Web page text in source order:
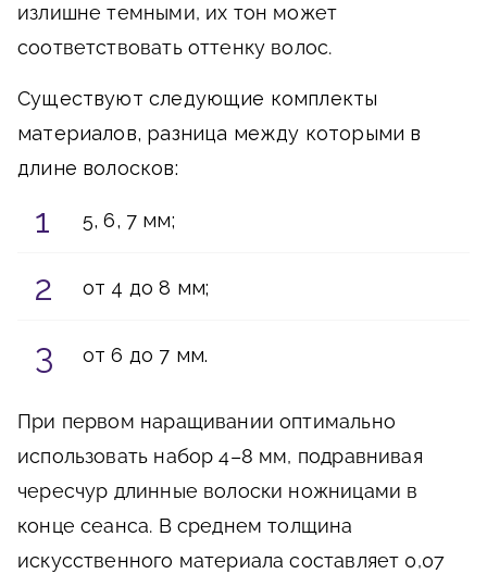
излишне темными, их тон может
соответствовать оттенку волос.
Существуют следующие комплекты
материалов, разница между которыми в
длине волосков:
5, 6, 7 мм;
от 4 до 8 мм;
от 6 до 7 мм.
При первом наращивании оптимально
использовать набор 4–8 мм, подравнивая
чересчур длинные волоски ножницами в
конце сеанса. В среднем толщина
искусственного материала составляет 0,07